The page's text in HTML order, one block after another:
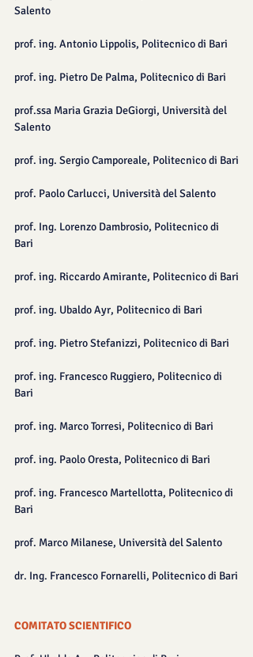
Salento
prof. ing. Antonio Lippolis, Politecnico di Bari
prof. ing. Pietro De Palma, Politecnico di Bari
prof.ssa Maria Grazia DeGiorgi, Università del
Salento
prof. ing. Sergio Camporeale, Politecnico di Bari
prof. Paolo Carlucci, Università del Salento
prof. Ing. Lorenzo Dambrosio, Politecnico di
Bari
prof. ing. Riccardo Amirante, Politecnico di Bari
prof. ing. Ubaldo Ayr, Politecnico di Bari
prof. ing. Pietro Stefanizzi, Politecnico di Bari
prof. ing. Francesco Ruggiero, Politecnico di
Bari
prof. ing. Marco Torresi, Politecnico di Bari
prof. ing. Paolo Oresta, Politecnico di Bari
prof. ing. Francesco Martellotta, Politecnico di
Bari
prof. Marco Milanese, Università del Salento
dr. Ing. Francesco Fornarelli, Politecnico di Bari
COMITATO SCIENTIFICO